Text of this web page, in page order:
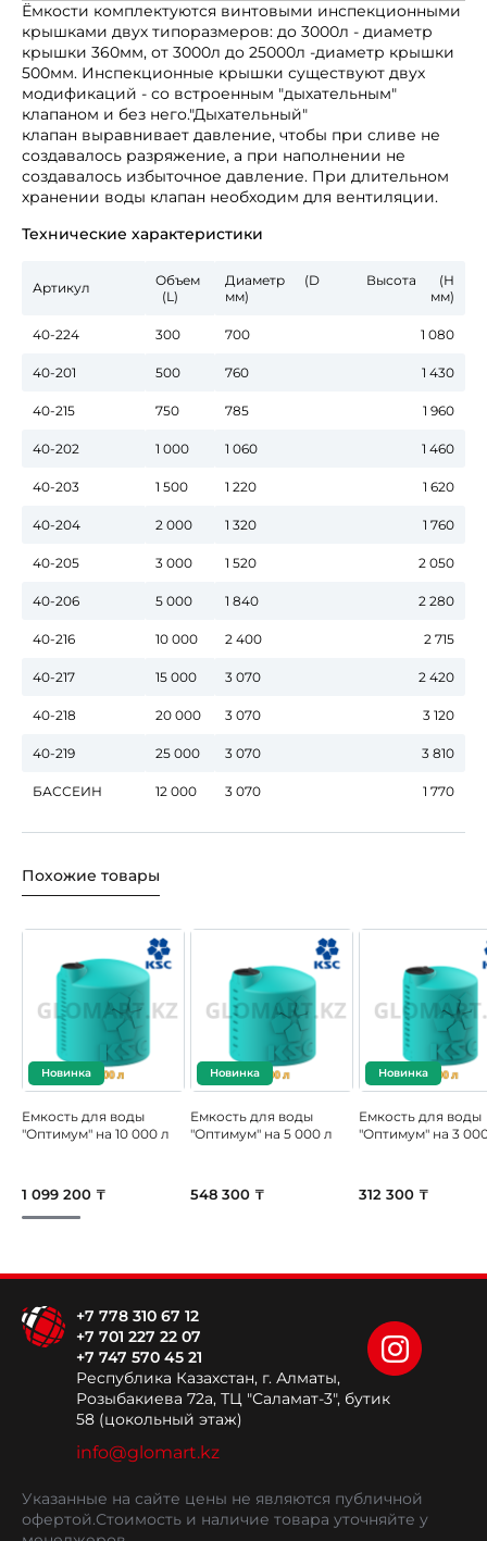
Ёмкости комплектуются винтовыми инспекционными
крышками двух типоразмеров: до 3000л - диаметр
крышки 360мм, от 3000л до 25000л -диаметр крышки
500мм. Инспекционные крышки существуют двух
модификаций - со встроенным "дыхательным"
клапаном и без него."Дыхательный"
клапан выравнивает давление, чтобы при сливе не
создавалось разряжение, а при наполнении не
создавалось избыточное давление. При длительном
хранении воды клапан необходим для вентиляции.
Технические характеристики
Артикул
Объем
(L)
Диаметр (D
мм)
Высота (Н
мм)
40-224 300 700 1 080
40-201 500 760 1 430
40-215 750 785 1 960
40-202 1 000 1 060 1 460
40-203 1 500 1 220 1 620
40-204 2 000 1 320 1 760
40-205 3 000 1 520 2 050
40-206 5 000 1 840 2 280
40-216 10 000 2 400 2 715
40-217 15 000 3 070 2 420
40-218 20 000 3 070 3 120
40-219 25 000 3 070 3 810
БАССЕИН 12 000 3 070 1 770
Похожие товары
Новинка
Емкость для воды
"Оптимум" на 10 000 л
1 099 200 ₸
Новинка
Емкость для воды
"Оптимум" на 5 000 л
548 300 ₸
Новинка
Емкость для воды
"Оптимум" на 3
312 300 ₸
+7 778 310 67 12
+7 701 227 22 07
+7 747 570 45 21
Республика Казахстан, г. Алматы,
Розыбакиева 72а, ТЦ "Саламат-3", бутик
58 (цокольный этаж)
info@glomart.kz
Указанные на сайте цены не являются публичной
офертой.Стоимость и наличие товара уточняйте у